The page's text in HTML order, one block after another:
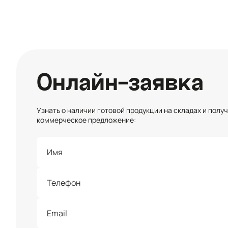
Онлайн-заявка
Узнать о наличии готовой продукции на складах и
коммерческое предложение: